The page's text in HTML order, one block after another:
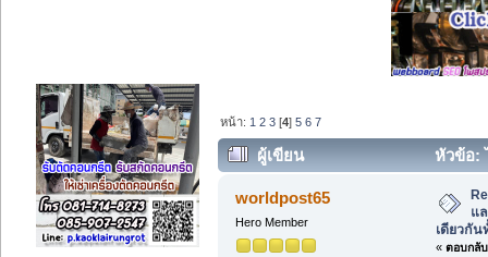
หน้า: 1 2 3 [4]5 6 7
ผู้เขียน
หัวข้อ:
เนื้อเดียวกันทั้งแผ่น (อ่าน 2454 ครั้ง)
worldpost65
Hero Member
แ
เดียวกัน
« ตอบกลั